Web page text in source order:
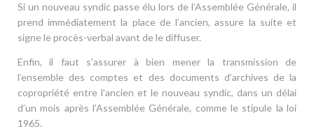
Si un nouveau syndic passe élu lors de l’Assemblée Générale, il
prend immédiatement la place de l’ancien, assure la suite et
signe le procès-verbal avant de le diffuser.
Enfin, il faut s’assurer à bien mener la transmission de
l’ensemble des comptes et des documents d’archives de la
copropriété entre l’ancien et le nouveau syndic, dans un délai
d’un mois après l’Assemblée Générale, comme le stipule la loi
1965.